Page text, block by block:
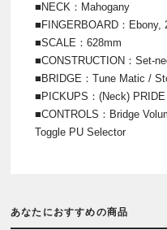
■NECK：Mahogany
■FINGERBOARD：Ebony,
■SCALE：628mm
■CONSTRUCTION：Set-
■BRIDGE：Tune Matic /
■PICKUPS：(Neck)
■CONTROLS：Bridge
Toggle PU Selector
あなたにおすすめの商品